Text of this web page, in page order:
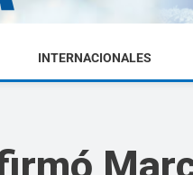
INTERNACIONALES